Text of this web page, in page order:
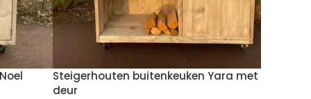
je het meubel gemonteerd hebben op een
Steigerhouten buitenkeuken Yara met
deur